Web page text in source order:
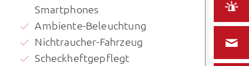
Smartphones
Ambiente-Beleuchtung
Nichtraucher-Fahrzeug
Scheckheftgepflegt